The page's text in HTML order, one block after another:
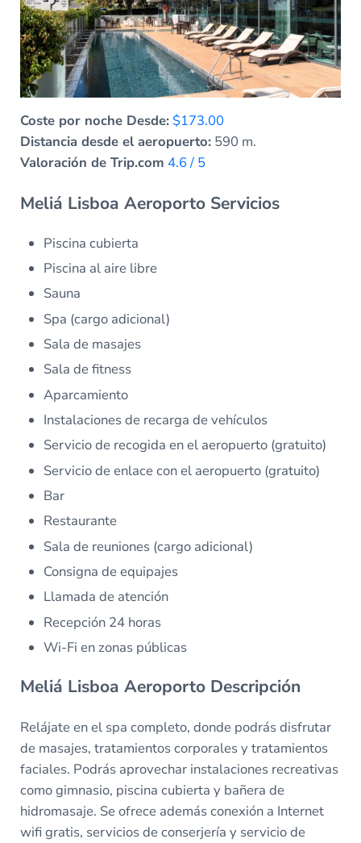
Coste por noche Desde: $173.00
Distancia desde el aeropuerto:590 m.
Valoración de Trip.com 4.6 / 5
Meliá Lisboa Aeroporto Servicios
Piscina cubierta
Piscina al aire libre
Sauna
Spa (cargo adicional)
Sala de masajes
Sala de fitness
Aparcamiento
Instalaciones de recarga de vehículos
Servicio de recogida en el aeropuerto (gratuito)
Servicio de enlace con el aeropuerto (gratuito)
Bar
Restaurante
Sala de reuniones (cargo adicional)
Consigna de equipajes
Llamada de atención
Recepción 24 horas
Wi-Fi en zonas públicas
Meliá Lisboa Aeroporto Descripción
Relájate en el spa completo, donde podrás disfrutar
de masajes, tratamientos corporales y tratamientos
faciales. Podrás aprovechar instalaciones recreativas
como gimnasio, piscina cubierta y bañera de
hidromasaje. Se ofrece además conexión a Internet
wifi gratis, servicios de conserjería y servicio de